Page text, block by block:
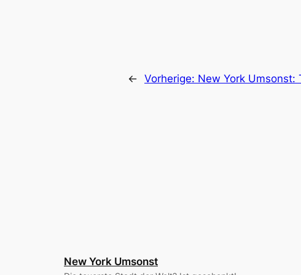
← Vorherige: New York Umsonst:
New York Umsonst